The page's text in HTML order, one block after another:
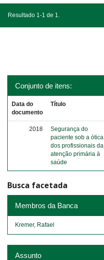
Resultado 1-1 de 1.
Conjunto de itens:
Data do
documento
Título
2018
Segurança do
paciente sob a ótica
dos profissionais da
atenção primária à
saúde
Busca facetada
Membros da Banca
Kremer, Rafael
Assunto